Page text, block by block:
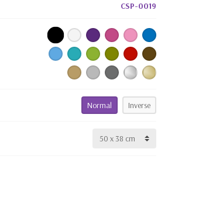
CSP-0019
Normal Inverse